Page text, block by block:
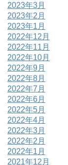
2023年3月
2023年2月
2023年1月
2022年12月
2022年11月
2022年10月
2022年9月
2022年8月
2022年7月
2022年6月
2022年5月
2022年4月
2022年3月
2022年2月
2022年1月
2021年12月